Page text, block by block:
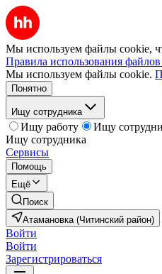
Мы используем файлы cookie,
Правила использования
Мы используем файлы cookie.
Понятно
Ищу сотрудника
Ищу работу
Ищу
Ищу сотрудника
Сервисы
Помощь
Ещё
Поиск
Атамановка (Читинский район)
Войти
Войти
Зарегистрироваться